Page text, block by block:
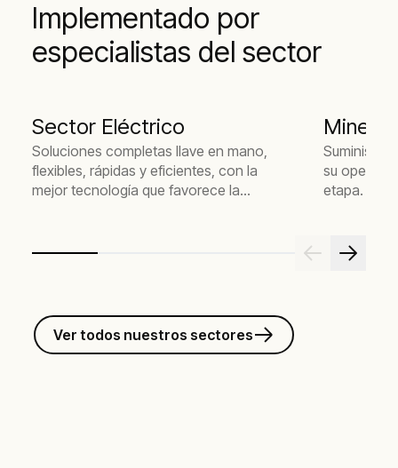
Implementado por
especialistas del sector
Sector Eléctrico
Soluciones completas llave en mano,
flexibles, rápidas y eficientes, con la
mejor tecnología que favorece la
Minería
Suministro
su
etapa.
Ver todos nuestros sectores